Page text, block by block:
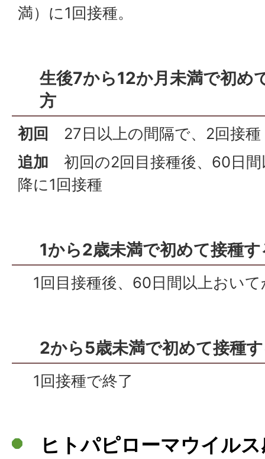
満）に1回接種。
生後7から12か月未満で初め
方
初回
27日以上の間隔で、2回接種
追加 初回の2回目接種後、60日
降に1回接種
1から2歳未満で初めて接種
1回目接種後、60日間以上おい
2から5歳未満で初めて接種
1回接種で終了
ヒトパピローマウイル